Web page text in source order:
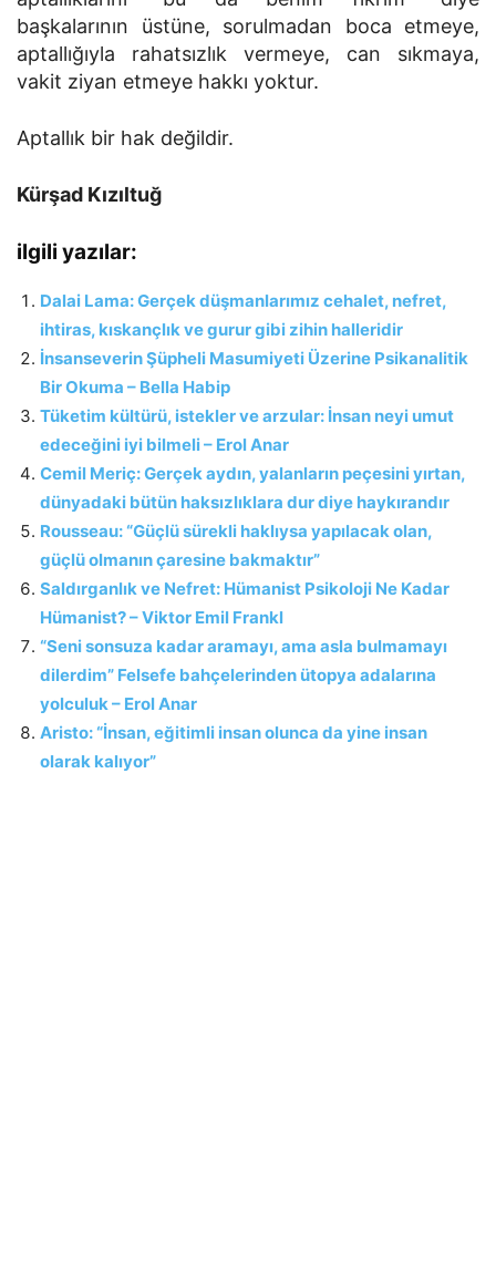
başkalarının üstüne, sorulmadan boca etmeye,
aptallığıyla rahatsızlık vermeye, can sıkmaya,
vakit ziyan etmeye hakkı yoktur.
Aptallık bir hak değildir.
Kürşad Kızıltuğ
ilgili yazılar:
Dalai Lama: Gerçek düşmanlarımız cehalet, nefret,
ihtiras, kıskançlık ve gurur gibi zihin halleridir
İnsanseverin Şüpheli Masumiyeti Üzerine Psikanalitik
Bir Okuma – Bella Habip
Tüketim kültürü, istekler ve arzular: İnsan neyi umut
edeceğini iyi bilmeli – Erol Anar
Cemil Meriç: Gerçek aydın, yalanların peçesini yırtan,
dünyadaki bütün haksızlıklara dur diye haykırandır
Rousseau: “Güçlü sürekli haklıysa yapılacak olan,
güçlü olmanın çaresine bakmaktır”
Saldırganlık ve Nefret: Hümanist Psikoloji Ne Kadar
Hümanist? – Viktor Emil Frankl
“Seni sonsuza kadar aramayı, ama asla bulmamayı
dilerdim” Felsefe bahçelerinden ütopya adalarına
yolculuk – Erol Anar
Aristo: “İnsan, eğitimli insan olunca da yine insan
olarak kalıyor”